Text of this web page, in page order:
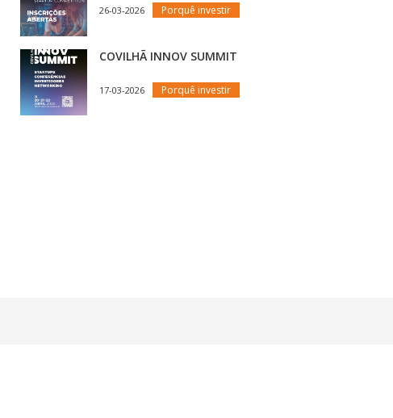
26-03-2026 Porquê investir
COVILHÃ INNOV SUMMIT
17-03-2026 Porquê investir